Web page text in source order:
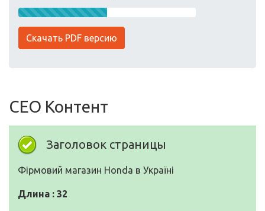
Скачать PDF версию
СЕО Контент
Заголовок страницы
Фірмовий магазин Honda в Україні
Длина : 32